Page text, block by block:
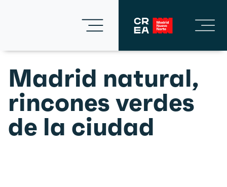
Madrid natural,
rincones verdes
de la ciudad